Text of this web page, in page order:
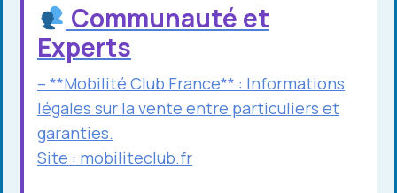
Communauté et
Experts
– **Mobilité Club France** : Informations
légales sur la vente entre particuliers et
garanties.
Site : mobiliteclub.fr